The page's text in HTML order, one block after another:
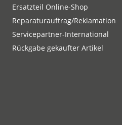
Ersatzteil Online-Shop
Reparaturauftrag/Reklamation
Servicepartner-International
Rückgabe gekaufter Artikel